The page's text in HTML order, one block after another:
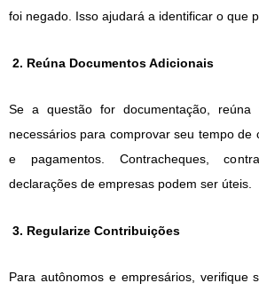
foi negado. Isso ajudará a identificar o que
2. Reúna Documentos Adicionais
Se a questão for documentação, reúna
necessários para comprovar seu tempo de
e pagamentos. Contracheques,
declarações de empresas podem ser úteis.
3. Regularize Contribuições
Para autônomos e empresários, verifique